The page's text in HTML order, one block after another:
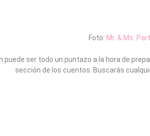
Foto: Mr. & Ms.
ser todo un puntazo a la hora de
sección de los cuentos. Buscarás